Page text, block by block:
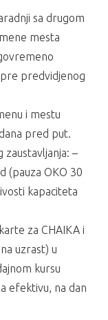
sa drugom
mesta
pre predvidjenog
i mestu
pred put.
–
(pauza OKO 30
kapaciteta
za CHAIKA i
uzrast) u
kursu
efektivu, na dan